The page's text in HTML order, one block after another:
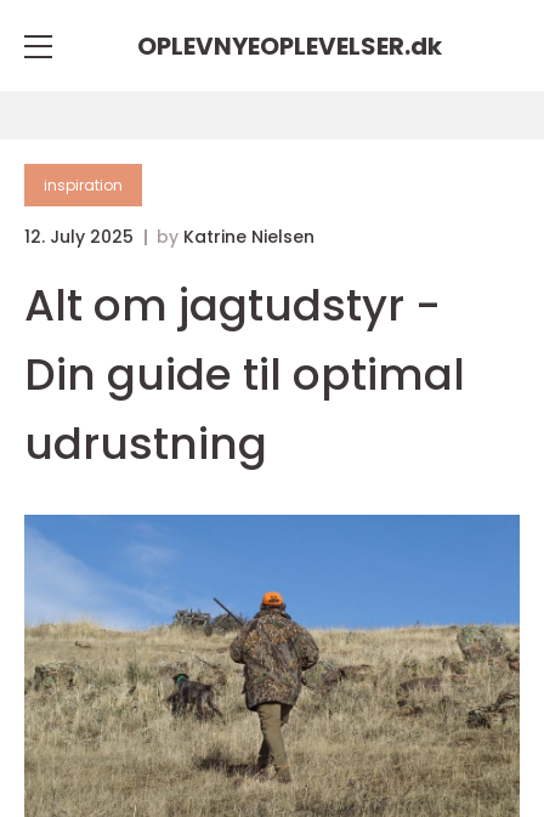
OPLEVNYEOPLEVELSER.dk
inspiration
12. July 2025 by Katrine Nielsen
Alt om jagtudstyr -
Din guide til optimal
udrustning